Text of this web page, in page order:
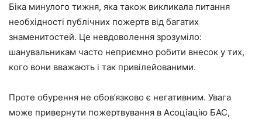
Біка минулого тижня, яка також викликала питання
необхідності публічних пожертв від багатих
знаменитостей. Це невдоволення зрозуміло:
шанувальникам часто неприємно робити внесок у тих,
кого вони вважають і так привілейованими.
Проте обурення не обов’язково є негативним. Увага
може привернути пожертвування в Асоціацію БАС,